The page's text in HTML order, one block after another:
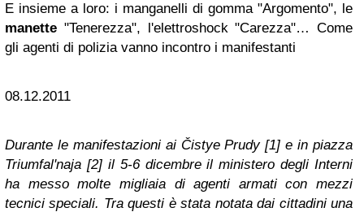
E insieme a loro: i manganelli di gomma "Argomento", le
manette "Tenerezza", l'elettroshock "Carezza"… Come
gli agenti di polizia vanno incontro i manifestanti
08.12.2011
Durante le manifestazioni ai Čistye Prudy[1] e in piazza
Triumfal'naja [2]il 5-6 dicembre il ministero degli Interni
ha messo molte migliaia di agenti armati con mezzi
tecnici speciali. Tra questi è stata notata dai cittadini una